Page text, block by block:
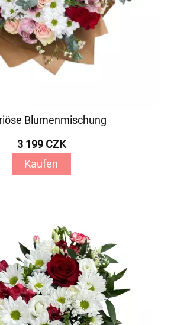
Blumenmischung
3 199 CZK
Kaufen